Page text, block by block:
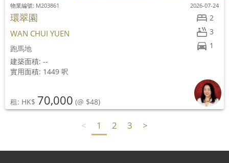
2
3
1
物業編號: M203861 2026-07-24
環翠園
WAN CHUI YUEN
跑馬地
建築面積: --
實用面積: 1449 呎
租: HK$ 70,000 (@ $48)
< 1 2 3 >